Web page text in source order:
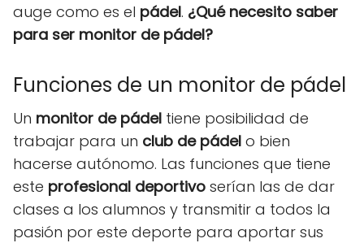
auge como es el pádel. ¿Qué necesito saber
para ser monitor de pádel?
Funciones de un monitor de pádel
Un monitor de pádel tiene posibilidad de
trabajar para un club de pádel o bien
hacerse autónomo. Las funciones que tiene
este profesional deportivo serían las de dar
clases a los alumnos y transmitir a todos la
pasión por este deporte para aportar sus